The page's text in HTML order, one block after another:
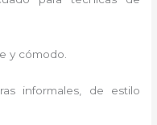
y cómodo.
informales, de estilo